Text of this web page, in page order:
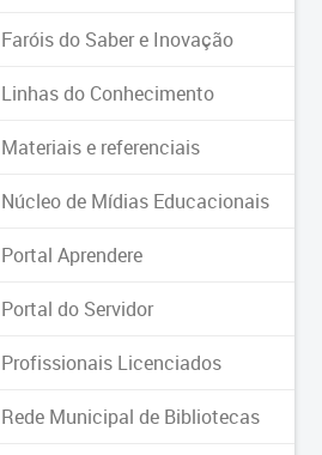
Faróis do Saber e Inovação
Linhas do Conhecimento
Materiais e referenciais
Núcleo de Mídias Educacionais
Portal Aprendere
Portal do Servidor
Profissionais Licenciados
Rede Municipal de Bibliotecas